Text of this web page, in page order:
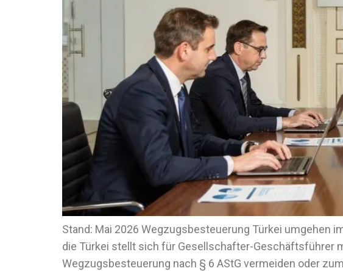
Stand: Mai 2026 Wegzugsbesteuerung Türkei umgehen
die Türkei stellt sich für Gesellschafter-Geschäftsführer
Wegzugsbesteuerung nach § 6 AStG vermeiden oder